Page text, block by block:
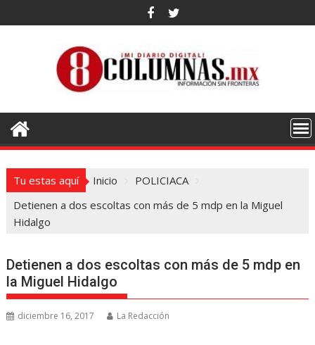
al
Tu estas aquí Inicio
POLICIACA
Detienen a dos escoltas con más de 5 mdp en la Miguel
Hidalgo
Detienen a dos escoltas con más de 5 mdp en
la Miguel Hidalgo
diciembre 16, 2017 La Redacción